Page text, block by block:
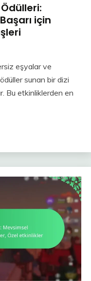
için
eşyalar ve
sunan bir dizi
Bu etkinliklerden en